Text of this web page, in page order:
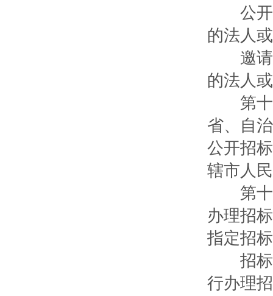
公开
的法人
邀请
的法人
第十
省、自
公开招
辖市人
第十
办理招
指定招
招标
行办理